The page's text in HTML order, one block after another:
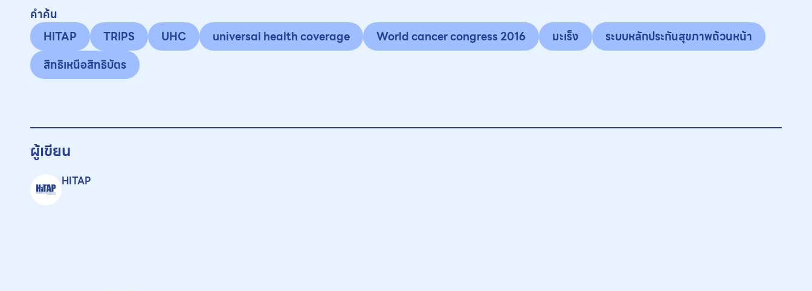
คำค้น
HITAP
TRIPS UHC universal health coverage World cancer congress 2016 มะเร็ง
ระบบหลักประกันสุขภาพถ้วนหน้า
สิทธิเหนือสิทธิบัตร
ผู้เขียน
HITAP